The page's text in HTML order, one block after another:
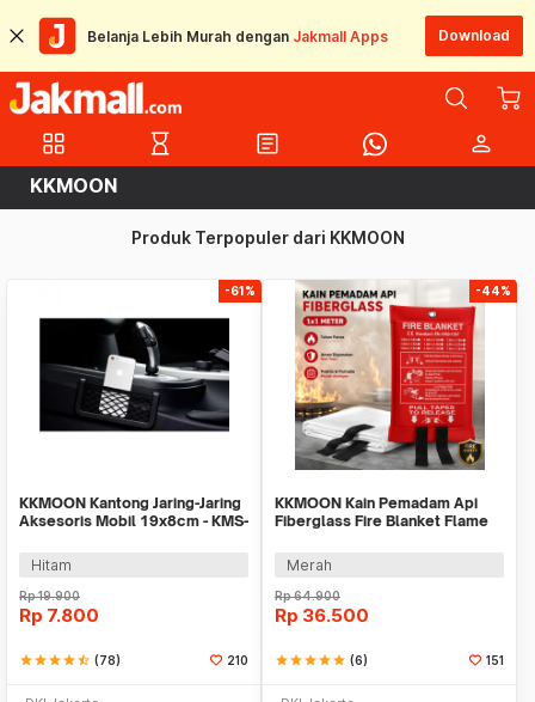
Belanja Lebih Murah dengan Jakmall Apps Download
grid_view hourglass_empty article person
KKMOON
Produk Terpopuler dari KKMOON
-61%
KKMOON Kantong Jaring-Jaring
Aksesoris Mobil 19x8cm - KMS-
Hitam
Rp19.900
Rp 7.800
starstarstarstarstar_half (78) 210
-44%
KKMOON Kain Pemadam Api
Fiberglass Fire Blanket Flame
Merah
Rp64.900
Rp 36.500
starstarstarstarstar (6) 151